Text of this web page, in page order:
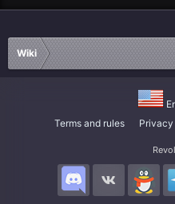
Wiki
Terms and rules